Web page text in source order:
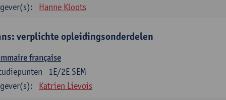
Hanne Kloots
verplichte opleidingsonderdelen
française
1E/2E SEM
Katrien Lievois